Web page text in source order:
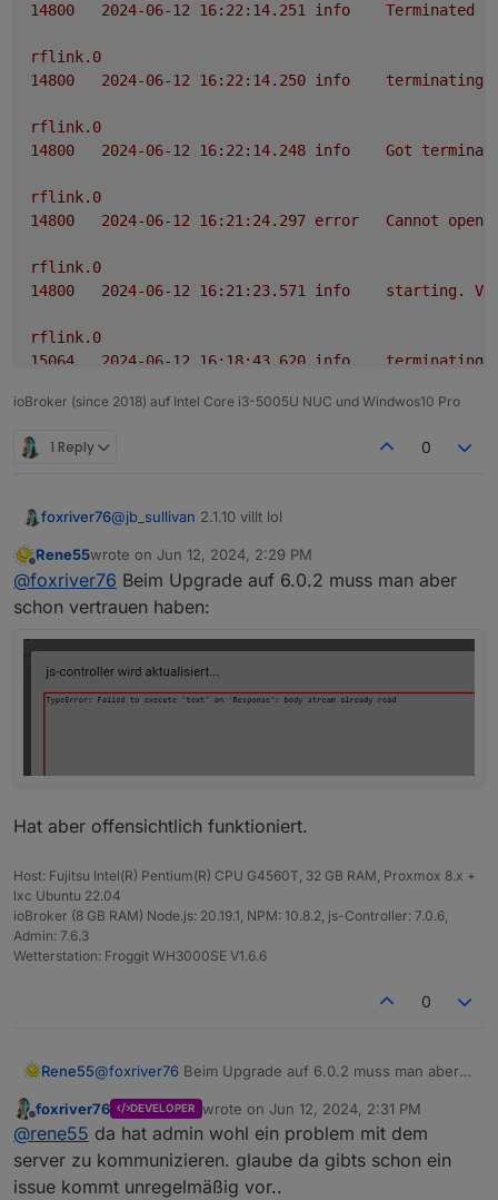
14800
info Terminated
rflink.0
14800
info terminating
rflink.0
14800
info Got
rflink.0
14800
error Cannot open
rflink.0
14800
info starting.
rflink.0
15064
info terminating
rflink.0
ioBroker (since 2018) auf Intel Core i3-5005U NUC und Windwos10 Pro
1 Reply 0
foxriver76@jb_sullivan 2.1.10 villt lol
Offline
Rene55wrote on Jun 12, 2024, 2:29 PM
last edited by
@foxriver76 Beim Upgrade auf 6.0.2 muss man aber
schon vertrauen haben:
Hat aber offensichtlich funktioniert.
Host: Fujitsu Intel(R) Pentium(R) CPU G4560T, 32 GB RAM, Proxmox 8.x +
lxc Ubuntu 22.04
ioBroker (8 GB RAM) Node.js: 20.19.1, NPM: 10.8.2, js-Controller: 7.0.6,
Admin: 7.6.3
Wetterstation: Froggit WH3000SE V1.6.6
0
Rene55@foxriver76 Beim Upgrade auf 6.0.2 muss man aber
Hat aber offensichtlich funktioniert.
Offline
foxriver76 DEVELOPER wrote on Jun 12, 2024, 2:31 PM
last edited by
@rene55 da hat admin wohl ein problem mit dem
server zu kommunizieren. glaube da gibts schon ein
issue kommt unregelmäßig vor..